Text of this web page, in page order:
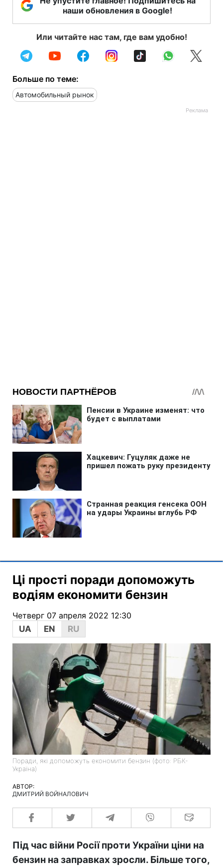
наши обновления в Google!
Или читайте нас там, где вам удобно!
Больше по теме:
Автомобильный рынок
Ці прості поради допоможуть
водіям економити бензин
Четверг 07 апреля 2022 12:30
UA
EN RU
Поради, які допоможуть економити бензин (фото: РБК-
Україна)
АВТОР:
ДМИТРИЙ ВОЙНАЛОВИЧ
Під час війни Росії проти України ціни на
бензин на заправках зросли. Більше того,